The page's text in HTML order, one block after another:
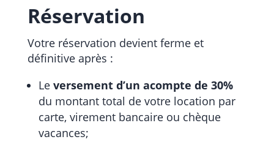
Réservation
Votre réservation devient ferme et
définitive après :
Le versement d’un acompte de 30%
du montant total de votre location par
carte, virement bancaire ou chèque
vacances;